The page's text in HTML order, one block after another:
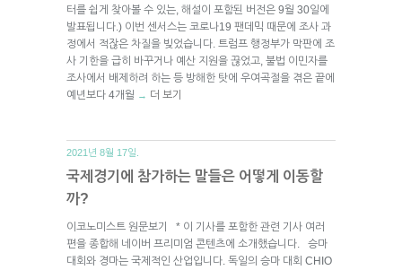
터를 쉽게 찾아볼 수 있는, 해설이 포함된 버전은 9월 30일에
발표됩니다.) 이번 센서스는 코로나19 팬데믹 때문에 조사 과
정에서 적잖은 차질을 빚었습니다. 트럼프 행정부가 막판에 조
사 기한을 급히 바꾸거나 예산 지원을 끊었고, 불법 이민자를
조사에서 배제하려 하는 등 방해한 탓에 우여곡절을 겪은 끝에
예년보다 4개월 → 더 보기
2021년 8월 17일.
국제경기에 참가하는 말들은 어떻게 이동할
까?
이코노미스트 원문보기 * 이 기사를 포함한 관련 기사 여러
편을 종합해 네이버 프리미엄 콘텐츠에 소개했습니다. 승마
대회와 경마는 국제적인 산업입니다. 독일의 승마 대회 CHIO